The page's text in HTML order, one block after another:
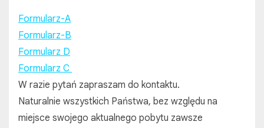
Formularz-A
Formularz-B
Formularz D
Formularz C
W razie pytań zapraszam do kontaktu.
Naturalnie wszystkich Państwa, bez względu na
miejsce swojego aktualnego pobytu zawsze